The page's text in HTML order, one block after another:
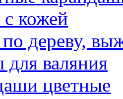
с кожей
по дереву,
для валяния
цветные